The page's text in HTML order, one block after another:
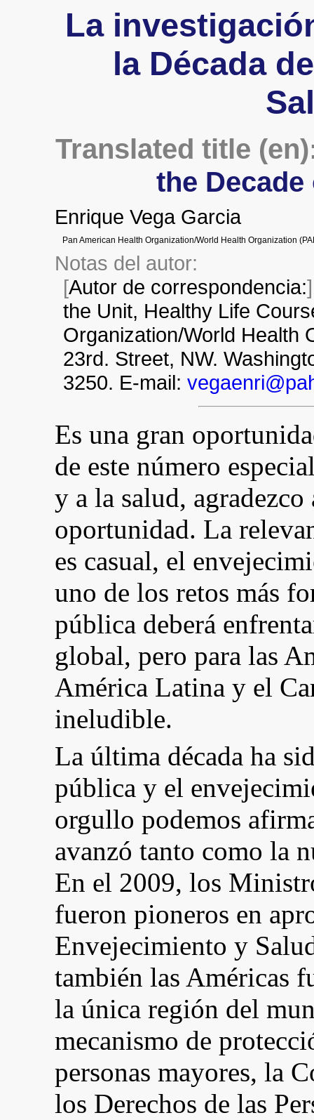
La
la Década
Translated title
the
Enrique Vega Garcia
Pan American Health Organization/World Health Organization
Notas del autor:
[Autor de correspondencia:
the Unit, Healthy Life
Organization/World Health
23rd. Street, NW.
3250. E-mail:
Es una gran
de este número
y a la salud,
oportunidad. La
es casual, el
uno de los retos más
pública deberá
global, pero para las
América Latina y el
ineludible.
La última década ha
pública y el
orgullo podemos
avanzó tanto como la
En el 2009, los
fueron pioneros en
Envejecimiento y
también las Américas
la única región del
mecanismo de
personas mayores, la
los Derechos de las